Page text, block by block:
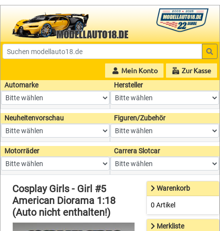
Mein Konto Zur Kasse
Automarke Hersteller
Neuheitenvorschau Figuren/Zubehör
Motorräder Carrera Slotcar
Cosplay Girls - Girl #5
American Diorama 1:18
(Auto nicht enthalten!)
Warenkorb
0 Artikel
Merkliste